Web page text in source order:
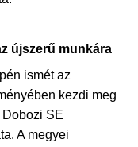
újszerű munkára
ismét az
kezdi meg
SE
A megyei